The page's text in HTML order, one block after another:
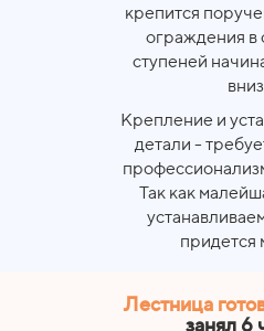
крепится
ограждения в
ступеней
вниз.
Крепление и
детали -
Так как
придется
Лестница
занял 6